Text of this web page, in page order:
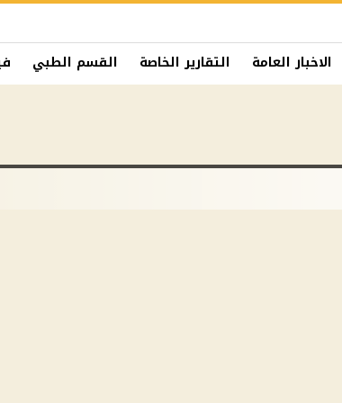
الاخبار العامة التقارير الخاصة القسم الطبي